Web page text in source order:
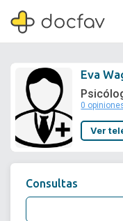
Eva
0
Ver
Consultas